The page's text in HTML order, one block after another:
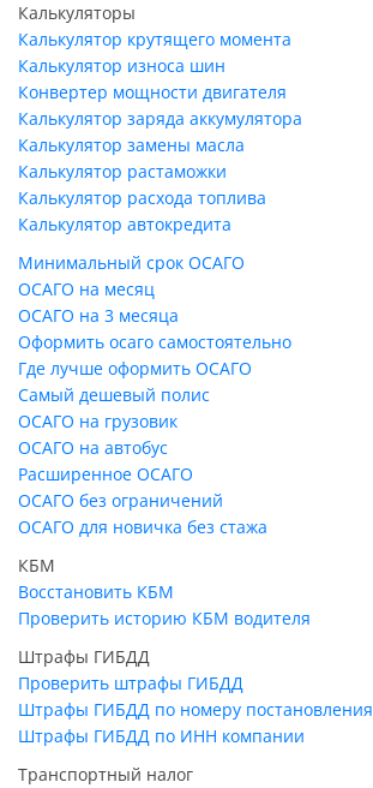
Калькуляторы
Калькулятор крутящего момента
Калькулятор износа шин
Конвертер мощности двигателя
Калькулятор заряда аккумулятора
Калькулятор замены масла
Калькулятор растаможки
Калькулятор расхода топлива
Калькулятор автокредита
Минимальный срок ОСАГО
ОСАГО на месяц
ОСАГО на 3 месяца
Оформить осаго самостоятельно
Где лучше оформить ОСАГО
Самый дешевый полис
ОСАГО на грузовик
ОСАГО на автобус
Расширенное ОСАГО
ОСАГО без ограничений
ОСАГО для новичка без стажа
КБМ
Восстановить КБМ
Проверить историю КБМ водителя
Штрафы ГИБДД
Проверить штрафы ГИБДД
Штрафы ГИБДД по номеру постановления
Штрафы ГИБДД по ИНН компании
Транспортный налог